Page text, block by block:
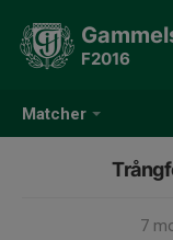
Matcher
F2016
7